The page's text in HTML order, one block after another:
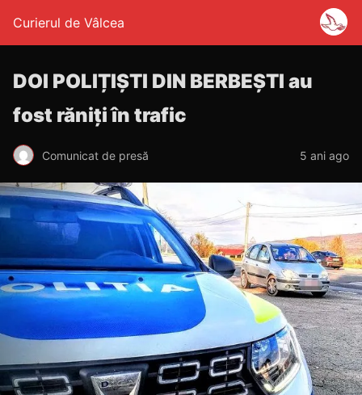
Curierul de Vâlcea
DOI POLIȚIȘTI DIN BERBEȘTI au
fost răniți în trafic
Comunicat de presă 5 ani ago